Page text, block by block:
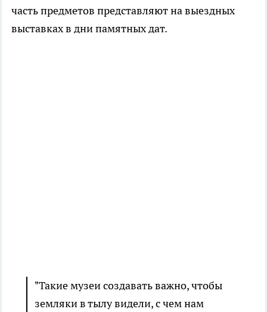
часть предметов представляют на выездных
выставках в дни памятных дат.
"Такие музеи создавать важно, чтобы
земляки в тылу видели, с чем нам